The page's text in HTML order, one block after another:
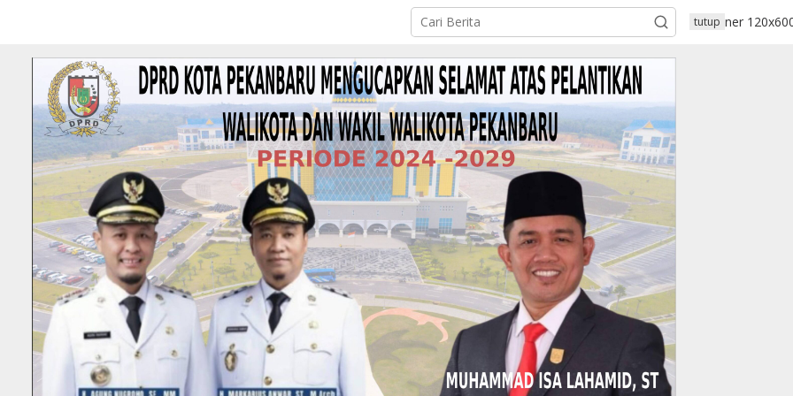
tutup